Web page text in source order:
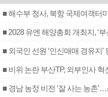
■ 해수부 청사, 북항 국제여객터
■ 2028 유엔 해양총회 개최지, ‘
■ 외국인 선원 ‘인신매매 경유지
■ 비위 논란 부산TP, 외부인사 혁
■ 경남 농정 비전 ‘잘 사는 농촌